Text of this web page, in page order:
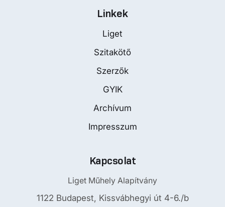
Linkek
Liget
Szitakötő
Szerzők
GYIK
Archívum
Impresszum
Kapcsolat
Liget Műhely Alapítvány
1122 Budapest, Kissvábhegyi út 4-6./b